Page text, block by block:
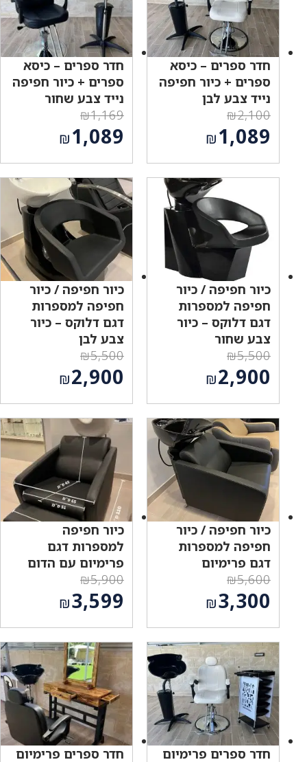
חדר ספרים – כיסא
ספרים + כיור חפיפה
נייד צבע לבן
₪2,100
המחיר
המקורי
היה:
₪2,100.
₪1,089
₪1,089.
חדר ספרים – כיסא
ספרים + כיור חפיפה
נייד צבע שחור
₪1,169
המחיר
המקורי
היה:
₪1,169.
₪1,089
הוא:
₪1,089.
כיור חפיפה / כיור
חפיפה למספרות
דגם דלוקס – כיור
צבע שחור
₪5,500
המחיר
המקורי
היה:
₪5,500.
₪2,900
הוא:
₪2,900.
כיור חפיפה / כיור
חפיפה למספרות
דגם דלוקס – כיור
צבע לבן
₪5,500
המחיר
המקורי
היה:
₪5,500.
₪2,900
הוא:
₪2,900.
כיור חפיפה / כיור
חפיפה למספרות
דגם פרימיום
₪5,600
המחיר
המקורי
היה:
₪5,600.
₪3,300
הנוכחי
הוא:
₪3,300.
כיור חפיפה
למספרות דגם
פרימיום עם הדום
₪5,900
המחיר
המקורי
היה:
₪5,900.
₪3,599
הנוכחי
הוא:
₪3,599.
חדר ספרים פרימיום חדר ספרים פרימיום